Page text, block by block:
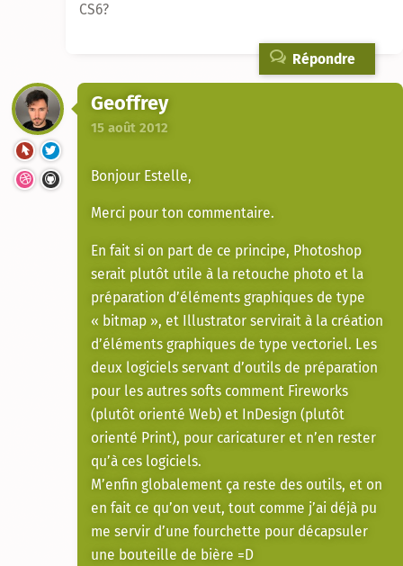
CS6?
Répondre
Geoffrey
15 août 2012
Bonjour Estelle,
Merci pour ton commentaire.
En fait si on part de ce principe, Photoshop
serait plutôt utile à la retouche photo et la
préparation d’éléments graphiques de type
« bitmap », et Illustrator servirait à la création
d’éléments graphiques de type vectoriel. Les
deux logiciels servant d’outils de préparation
pour les autres softs comment Fireworks
(plutôt orienté Web) et InDesign (plutôt
orienté Print), pour caricaturer et n’en rester
qu’à ces logiciels.
M’enfin globalement ça reste des outils, et on
en fait ce qu’on veut, tout comme j’ai déjà pu
me servir d’une fourchette pour décapsuler
une bouteille de bière =D